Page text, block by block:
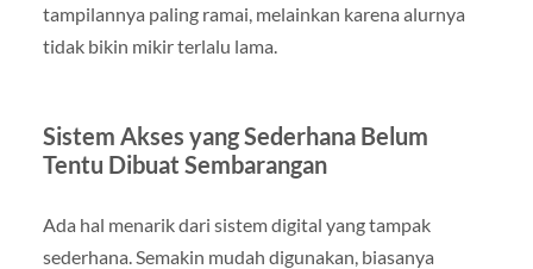
tampilannya paling ramai, melainkan karena alurnya
tidak bikin mikir terlalu lama.
Sistem Akses yang Sederhana Belum
Tentu Dibuat Sembarangan
Ada hal menarik dari sistem digital yang tampak
sederhana. Semakin mudah digunakan, biasanya